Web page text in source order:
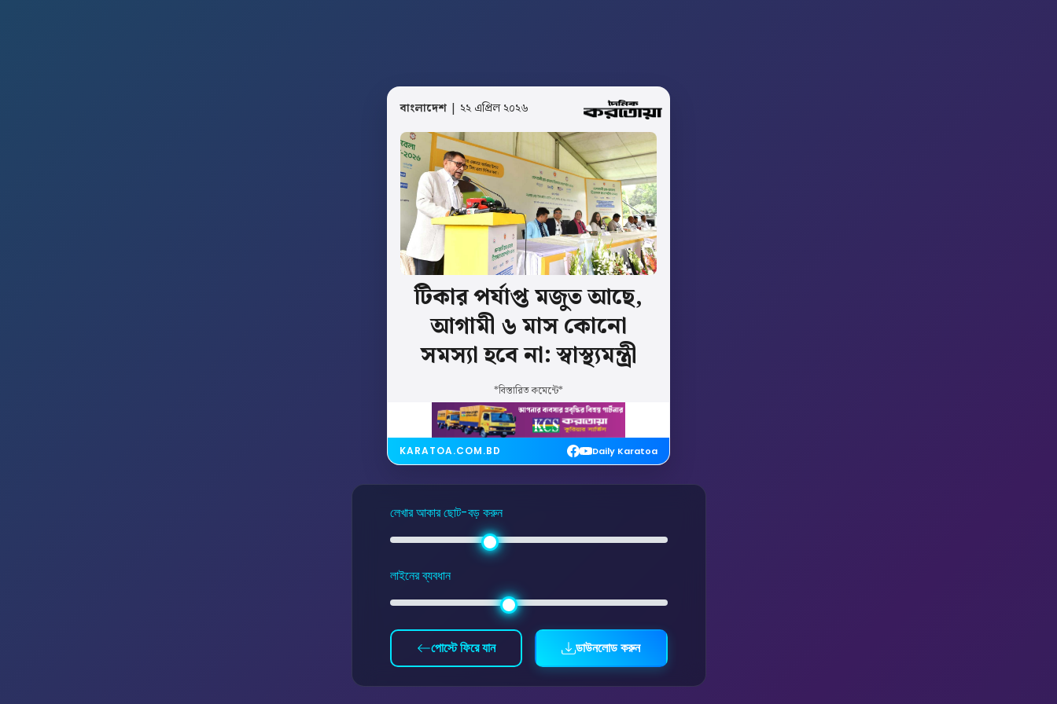
বাংলাদেশ | ২২ এপ্রিল ২০২৬
টিকারপর্যাপ্তমজুতআছে,
আগামী ৬মাসকোনো
সমস্যাহবেনা:স্বাস্থ্যমন্ত্রী
*বিস্তারিত কমেন্টে*
KARATOA.COM.BD Daily Karatoa
লেখার আকার ছোট-বড় করুন
লাইনের ব্যবধান
পোস্টে ফিরে যান ডাউনলোড করুন